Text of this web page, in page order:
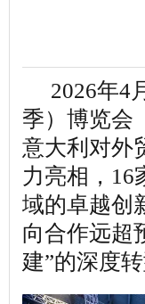
2026年4
季）博览会
意大利对外
力亮相，16
域的卓越创
向合作远超
建”的深度转